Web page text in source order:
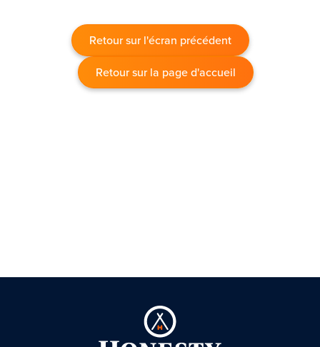
Retour sur l'écran précédent
Retour sur la page d'accueil